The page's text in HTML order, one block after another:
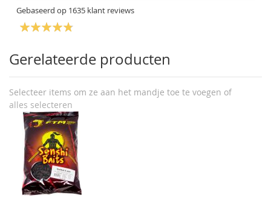
Gebaseerd op 1635 klant reviews
Gerelateerde producten
Selecteer items om ze aan het mandje toe te voegen of
alles selecteren